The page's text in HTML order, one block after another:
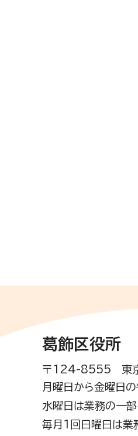
葛飾区役所
〒124-8555 東
月曜日から金曜日
水曜日は業務の一
毎月1回日曜日は業